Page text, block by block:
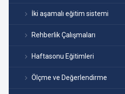
İki aşamalı eğitim sistemi
Rehberlik Çalışmaları
Haftasonu Eğitimleri
Ölçme ve Değerlendirme